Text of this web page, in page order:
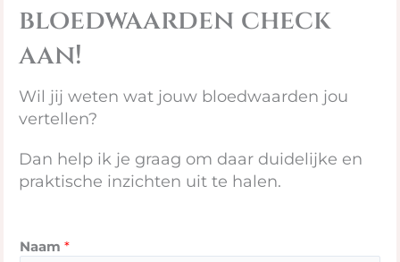
bloedwaarden check
aan!
Wil jij weten wat jouw bloedwaarden jou
vertellen?
Dan help ik je graag om daar duidelijke en
praktische inzichten uit te halen.
Naam*